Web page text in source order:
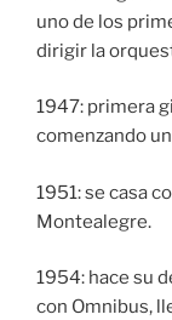
uno de los
dirigir la
1947: primera
comenzando
1951: se casa
Montealegre.
1954: hace su
con Omnibus,